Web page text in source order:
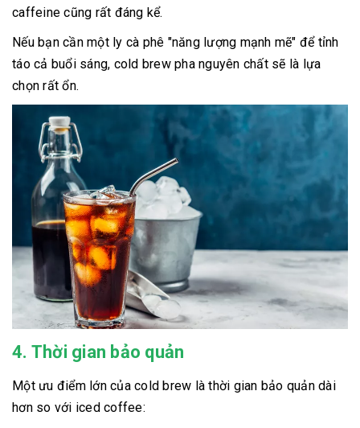
caffeine cũng rất đáng kể.
Nếu bạn cần một ly cà phê "năng lượng mạnh mẽ" để tỉnh
táo cả buổi sáng, cold brew pha nguyên chất sẽ là lựa
chọn rất ổn.
4. Thời gian bảo quản
Một ưu điểm lớn của cold brew là thời gian bảo quản dài
hơn so với iced coffee: